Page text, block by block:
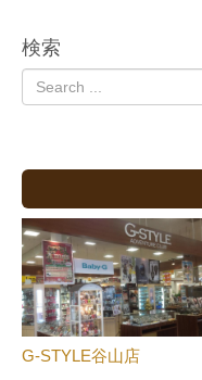
検索
G-STYLE谷山店